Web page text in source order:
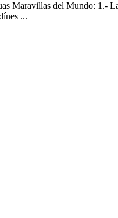
Maravillas del Mundo: 1.-
...